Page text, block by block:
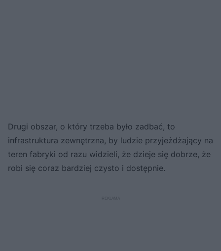
Drugi obszar, o który trzeba było zadbać, to
infrastruktura zewnętrzna, by ludzie przyjeżdżający na
teren fabryki od razu widzieli, że dzieje się dobrze, że
robi się coraz bardziej czysto i dostępnie.